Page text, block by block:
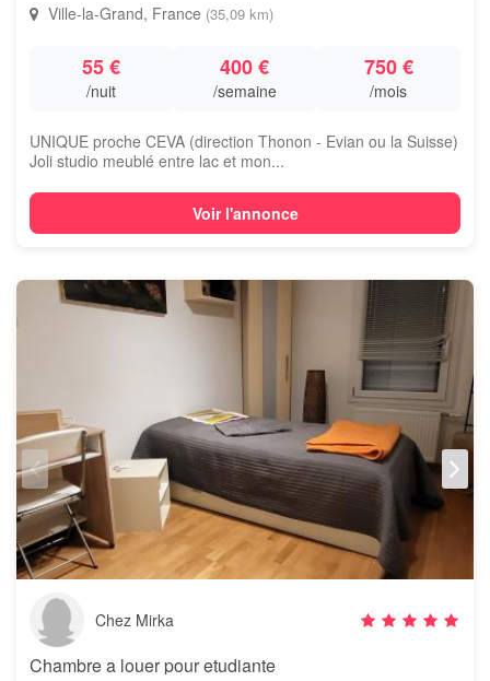
Ville-la-Grand, France (35,09 km)
55 €
/nuit
400 €
/semaine
750 €
/mois
UNIQUE proche CEVA (direction Thonon - Evian ou la Suisse)
Joli studio meublé entre lac et mon...
Voir l'annonce
Chez Mirka
Chambre a louer pour etudiante